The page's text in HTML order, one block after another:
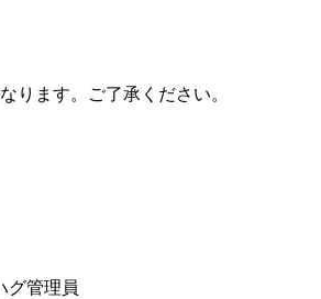
ります。ご了承ください。
グ管理員